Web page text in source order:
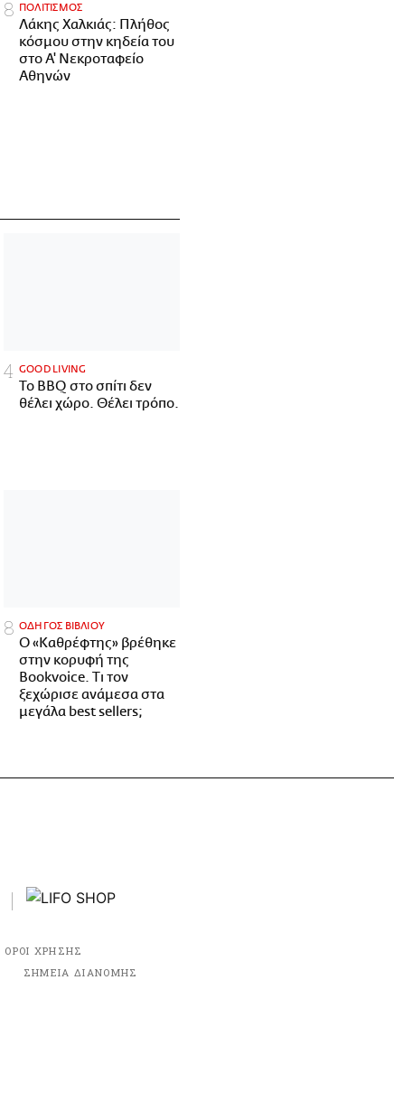
ΠΟΛΙΤΙΣΜΟΣ
Λάκης Χαλκιάς: Πλήθος
κόσμου στην κηδεία του
στο Α' Νεκροταφείο
Αθηνών
GOOD LIVING
Το BBQ στο σπίτι δεν
θέλει χώρο. Θέλει τρόπο.
ΟΔΗΓΟΣ ΒΙΒΛΙΟΥ
Ο «Καθρέφτης» βρέθηκε
στην κορυφή της
Bookvoice. Τι τον
ξεχώρισε ανάμεσα στα
μεγάλα best sellers;
ΟΡΟΙ ΧΡΗΣΗΣ
ΣΗΜΕΙΑ ΔΙΑΝΟΜΗΣ